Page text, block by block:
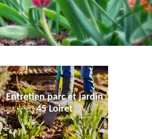
Entretien parc et jardin
45 Loiret